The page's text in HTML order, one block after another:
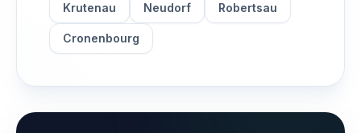
Krutenau Neudorf Robertsau
Cronenbourg